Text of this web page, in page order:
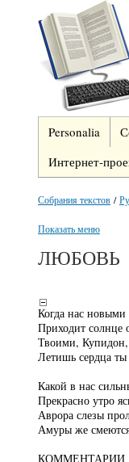
Personalia
Интернет-
Собрания текстов /
Показать меню
ЛЮБОВЬ
Когда нас новыми
Приходит солнце
Твоими, Купидон,
Летишь сердца ты
Какой в нас
Прекрасно утро
Аврора слезы
Амуры же
КОММЕНТАРИИ